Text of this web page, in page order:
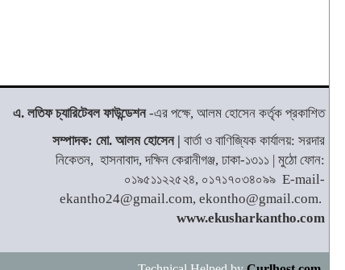
এ. লতিফ চ্যারিটেবল ফাউন্ডেশন-এর পক্ষে, আলম হোসেন কর্তৃক প্রকাশিত
সম্পাদক: মো. আলম হোসেন | বার্তা ও বাণিজ্যিক কার্যালয়: সরদার
নিকেতন, হাসনাবাদ, দক্ষিন কেরানীগঞ্জ, ঢাকা-১৩১১ | মুঠো ফোন:
০১৯৫১১২২৫২৪, ০১৭১৭০৩৪০৯৯ E-mail-
ekantho24@gmail.com, ekontho@gmail.com.
www.ekusharkantho.com